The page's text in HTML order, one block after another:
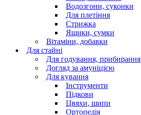
Водозгони, суконки
Для плетіння
Стрижка
Ящики, сумки
Вітаміни, добавки
Для стайні
Для годування, прибирання
Догляд за амуніцією
Для кування
Інструменти
Підкови
Цвяхи, шипи
Ортопедія